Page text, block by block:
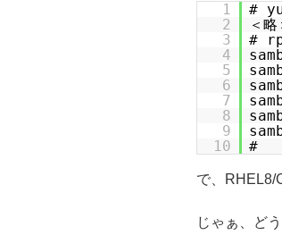
1
#
2
＜略
3
#
4
5
6
7
8
9
10
#
で、RHEL8/
じゃぁ、ど